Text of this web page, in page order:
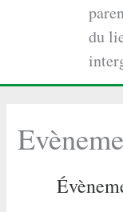
du